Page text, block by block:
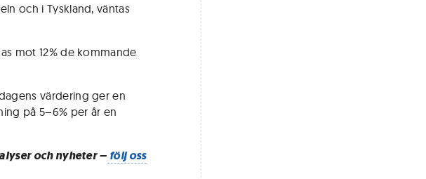
och i Tyskland, väntas
mot 12% de kommande
värdering ger en
på 5–6% per år en
och nyheter – följ oss